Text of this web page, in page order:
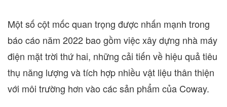
Một số cột mốc quan trọng được nhấn mạnh trong
báo cáo năm 2022 bao gồm việc xây dựng nhà máy
điện mặt trời thứ hai, những cải tiến về hiệu quả tiêu
thụ năng lượng và tích hợp nhiều vật liệu thân thiện
với môi trường hơn vào các sản phẩm của Coway.